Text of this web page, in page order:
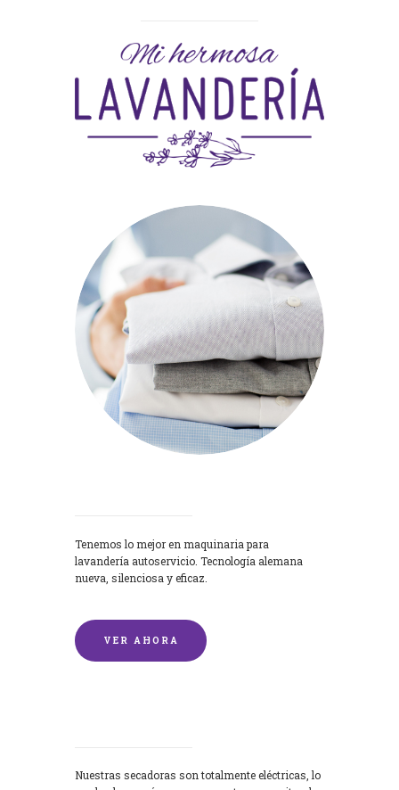
Tenemos lo mejor en maquinaria para
lavandería autoservicio. Tecnología alemana
nueva, silenciosa y eficaz.
VER AHORA
Nuestras secadoras son totalmente eléctricas, lo